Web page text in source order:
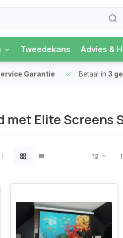
Tweedekans Advies &
Garantie Betaal in 3
Elite Screens